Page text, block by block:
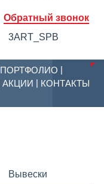
Обратный звонок
3ART_SPB
ПОРТФОЛИО
АКЦИИ КОНТАКТЫ
Вывески